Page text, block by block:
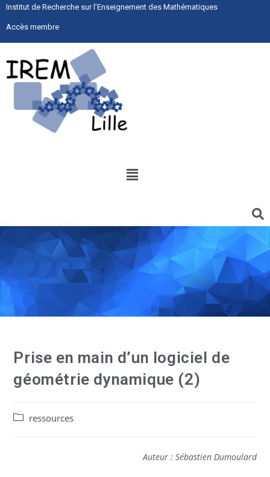
Institut de Recherche sur l’Enseignement des Mathématiques
Accès membre
Prise en main d’un logiciel de
géométrie dynamique (2)
ressources
Auteur : Sébastien Dumoulard